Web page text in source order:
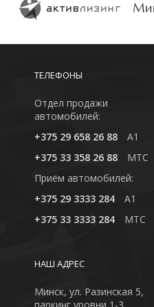
ТЕЛЕФОНЫ
Отдел продажи
автомобилей:
+375 29 658 26 88
A1
+375 33 358 26 88
MTC
Приём автомобилей:
+375 29 3333 284
A1
+375 33 3333 284
MTC
НАШ АДРЕС
Минск, ул. Разинская 5,